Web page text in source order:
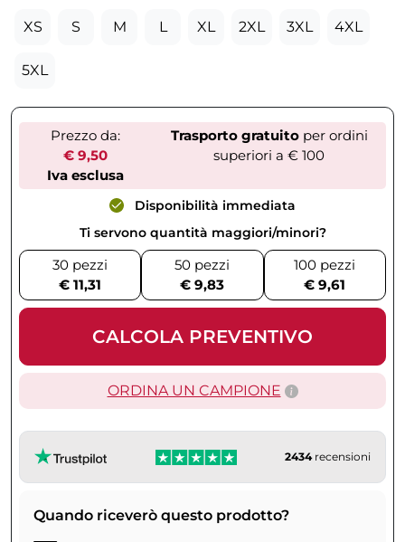
XS S M L XL 2XL 3XL 4XL
5XL
Prezzo da:
€ 9,50
Iva esclusa
Trasporto gratuitoper ordini
superiori a € 100
Disponibilità immediata
Ti servono quantità maggiori/minori?
30 pezzi
€ 11,31
50 pezzi
€ 9,83
100 pezzi
€ 9,61
CALCOLA PREVENTIVO
ORDINA UN CAMPIONE
2434recensioni
Quando riceverò questo prodotto?